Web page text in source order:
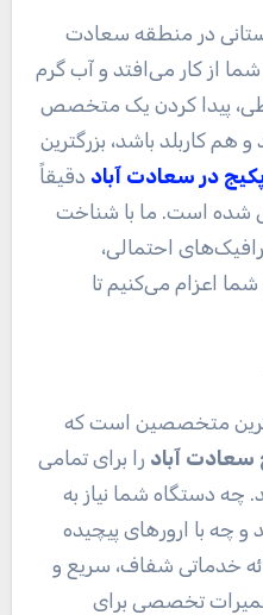
از کار می‌افتد و آب گرم
پیدا کردن یک متخصص
کاربلد باشد، بزرگترین
در سعادت آباد دقیقاً
شده است. ما با شناخت
احتمالی،
اعزام می‌کنیم تا
متخصصین است که
سعادت آباد را برای تمامی
چه دستگاه شما نیاز به
چه با ارورهای پیچیده
خدماتی شفاف، سریع و
تخصصی برای